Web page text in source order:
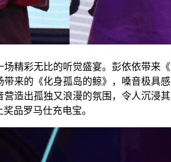
精彩无比的听觉盛宴。彭依依带
来的《化身孤岛的鲸》，嗓音极
造出孤独又浪漫的氛围，令人沉浸
品罗马仕充电宝。